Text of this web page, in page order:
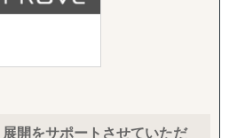
をご提案させていただきますの
ンプッ
に踏み込んで伴走します。
ら、オンライン・現地でのアプ
ジング、取引仲介スキームによ
いう成果に直結する実行支援で
はなく現地での実行、アドバイ
地域、特にインドネシアを中心
開をサポートさせていただ